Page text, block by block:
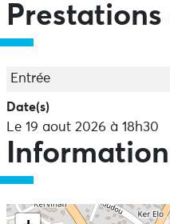
technique)
Au programme du 19/08/
Radio Cirque
Tout public, dès 4 ans
Durée : 50 minutes
Gratuit
Le garde du Kingdom of
fonctions auprès de la
Mais l’attente toute
Entrée
Date(s)
Le 19 aout 2026 à 18h30